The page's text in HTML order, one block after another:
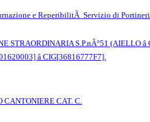
e ReperibilitÃ Servizio di
S.P.nÂ°51 (AIELLO â
â CIG[36816777F7].
CANTONIERE CAT. C.